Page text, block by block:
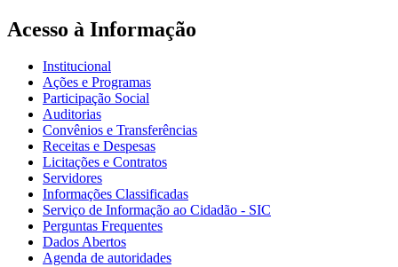
Acesso à Informação
Institucional
Ações e Programas
Participação Social
Auditorias
Convênios e Transferências
Receitas e Despesas
Licitações e Contratos
Servidores
Informações Classificadas
Serviço de Informação ao Cidadão - SIC
Perguntas Frequentes
Dados Abertos
Agenda de autoridades